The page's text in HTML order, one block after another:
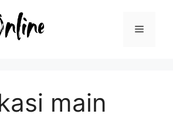
Menu
main